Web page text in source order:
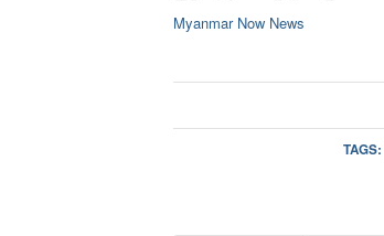
Myanmar Now News
TAGS: